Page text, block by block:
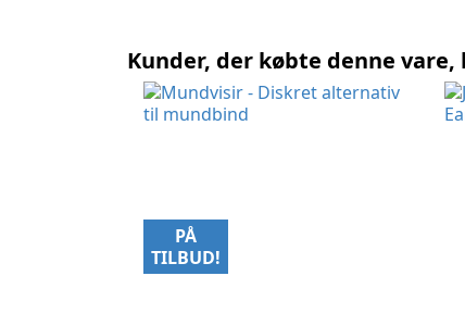
Kunder, der købte denne vare,
PÅ
TILBUD!